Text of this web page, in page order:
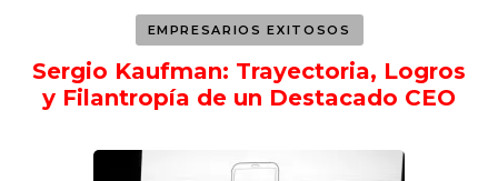
EMPRESARIOS EXITOSOS
Sergio Kaufman: Trayectoria, Logros
y Filantropía de un Destacado CEO